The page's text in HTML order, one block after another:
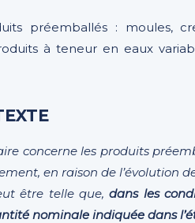
préemballés : moules,
à teneur en eaux
concerne les produits
en raison de l’évolution
être telle que,dans les
nominale indiquée dans